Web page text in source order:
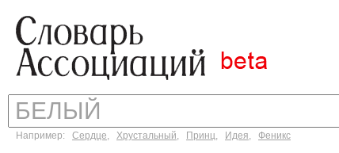
Например: Сердце, Хрустальный, Принц, Идея, Феникс